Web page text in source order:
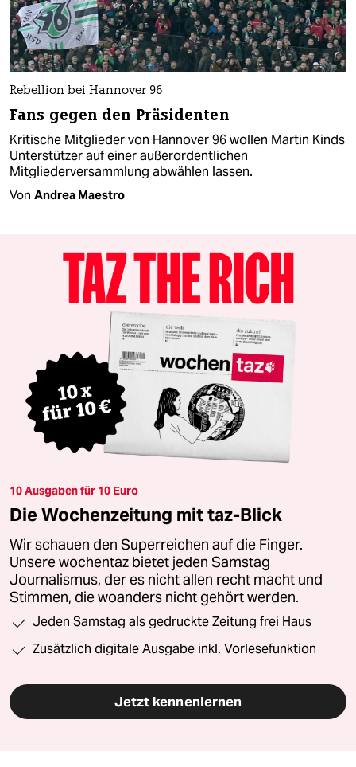
Rebellion bei Hannover 96
Fans gegen den Präsidenten
Kritische Mitglieder von Hannover 96 wollen Martin Kinds
Unterstützer auf einer außerordentlichen
Mitgliederversammlung abwählen lassen.
Von Andrea Maestro
10 Ausgaben für 10 Euro
Die Wochenzeitung mit taz-Blick
Wir schauen den Superreichen auf die Finger.
Unsere wochentaz bietet jeden Samstag
Journalismus, der es nicht allen recht macht und
Stimmen, die woanders nicht gehört werden.
Jeden Samstag als gedruckte Zeitung frei Haus
Zusätzlich digitale Ausgabe inkl. Vorlesefunktion
Jetzt kennenlernen